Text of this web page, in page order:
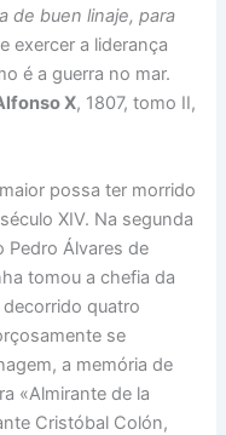
de buen linaje, para
exercer a liderança
é a guerra no mar.
X, 1807, tomo II,
possa ter morrido
XIV. Na segunda
Pedro Álvares de
tomou a chefia da
quatro
se
a memória de
«Almirante de la
Cristóbal Colón,